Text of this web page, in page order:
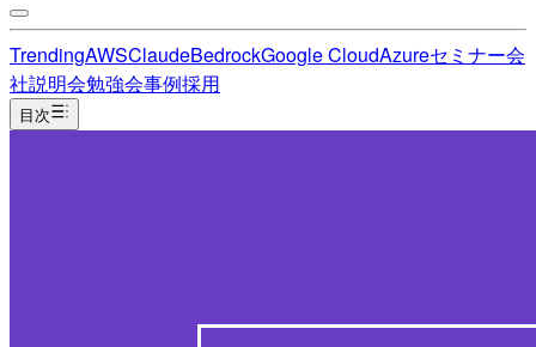
TrendingAWSClaudeBedrockGoogle CloudAzureセミナー会
社説明会勉強会事例採用
目次